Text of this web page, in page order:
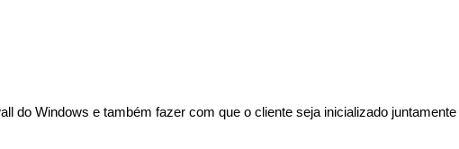
do Windows e também fazer com que o cliente seja inicializado